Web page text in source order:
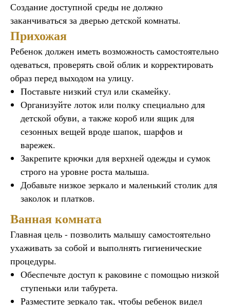
Создание доступной среды не должно
заканчиваться за дверью детской комнаты.
Прихожая
Ребенок должен иметь возможность самостоятельно
одеваться, проверять свой облик и корректировать
образ перед выходом на улицу.
Поставьте низкий стул или скамейку.
Организуйте лоток или полку специально для
детской обуви, а также короб или ящик для
сезонных вещей вроде шапок, шарфов и
варежек.
Закрепите крючки для верхней одежды и сумок
строго на уровне роста малыша.
Добавьте низкое зеркало и маленький столик для
заколок и платков.
Ванная комната
Главная цель - позволить малышу самостоятельно
ухаживать за собой и выполнять гигиенические
процедуры.
Обеспечьте доступ к раковине с помощью низкой
ступеньки или табурета.
Разместите зеркало так, чтобы ребенок видел